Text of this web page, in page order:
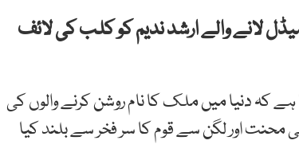
کے لیے 40 سال بعد گولڈ میڈل لانے والے ارشد ندیم کو کلب کی لائف
کہ دنیا میں ملک کا نام روشن کرنے والوں کی
محنت اور لگن سے قوم کا سر فخر سے بلند کیا